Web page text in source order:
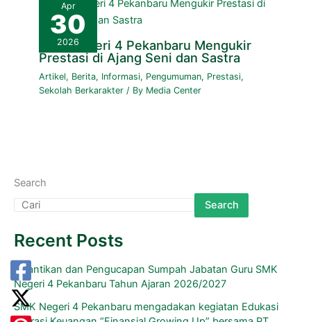
Apr
30
2026
SMK Negeri 4 Pekanbaru Mengukir
Prestasi di Ajang Seni dan Sastra
Artikel, Berita, Informasi, Pengumuman, Prestasi,
Sekolah Berkarakter / By Media Center
Search
Search
Recent Posts
Pelantikan dan Pengucapan Sumpah Jabatan Guru SMK
Negeri 4 Pekanbaru Tahun Ajaran 2026/2027
SMK Negeri 4 Pekanbaru mengadakan kegiatan Edukasi